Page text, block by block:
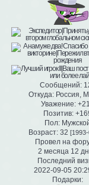
Сообщений:
Откуда:Россия,
Уважение:
Позитив:
Пол:
Возраст: 32
Провел на
2 месяца 12
Последний
2022-09-05
Подарки: